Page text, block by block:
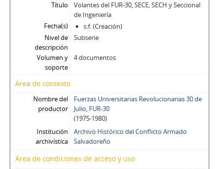
Título
Volantes del FUR-30, SECE, SECH y Seccional
de Ingeniería
Fecha(s)
s.f. (Creación)
Nivel de
descripción
Subserie
Volumen y
soporte
4 documentos
Área de contexto
Nombre del
productor
Fuerzas Universitarias Revolucionarias 30 de
Julio, FUR-30
(1975-1980)
Institución
archivística
Archivo Histórico del Conflicto Armado
Salvadoreño
Área de condiciones de acceso y uso